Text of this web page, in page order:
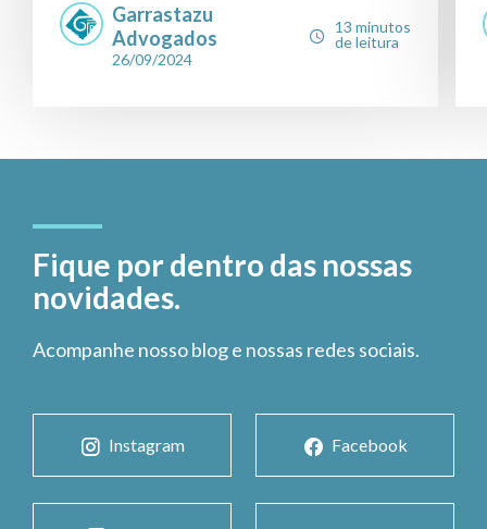
Garrastazu
Advogados
26/09/2024
13 minutos
de leitura
Fique por dentro das nossas
novidades.
Acompanhe nosso blog e nossas redes sociais.
Instagram Facebook